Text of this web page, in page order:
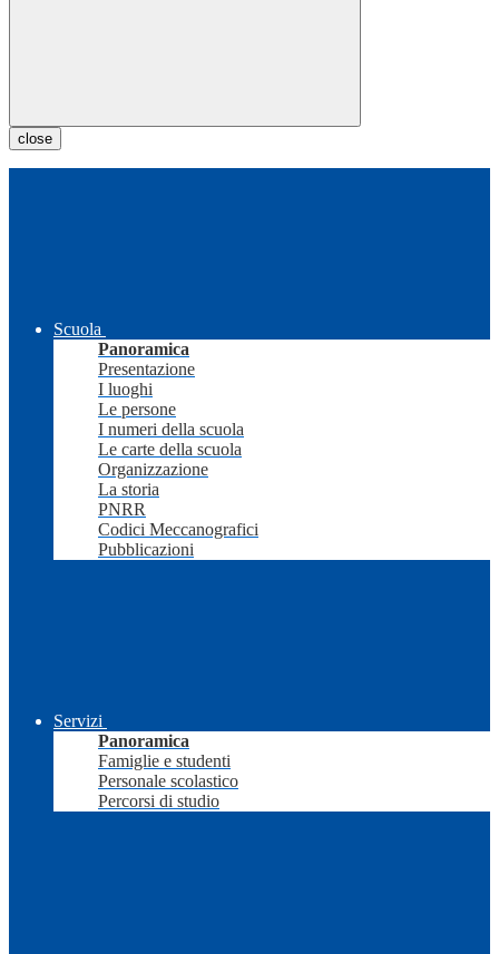
close
Scuola
Panoramica
Presentazione
I luoghi
Le persone
I numeri della scuola
Le carte della scuola
Organizzazione
La storia
PNRR
Codici Meccanografici
Pubblicazioni
Servizi
Panoramica
Famiglie e studenti
Personale scolastico
Percorsi di studio